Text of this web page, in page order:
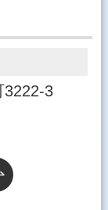
3222-3